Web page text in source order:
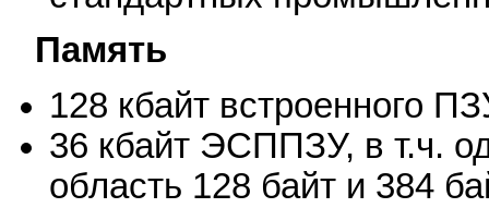
Память
128 кбайт встроенного
36 кбайт ЭСППЗУ, в т.ч.
область 128 байт и 384